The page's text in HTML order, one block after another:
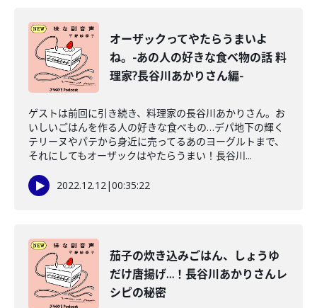
オーザックってやたらうまいよ
ね。-あの人の好きな食べ物の話 料
理家?長谷川あかりさん編-
ゲストは前回に引き続き、料理家の長谷川あかりさん。お
いしいごはんを作る人の好きな食べもの…デパ地下の輝く
テリーヌやパテから身近に売ってるあのヨーグルトまで、
それにしてもオーザックはやたらうまい！長谷川...
2022.12.12|00:35:22
茄子の炊き込みごはん、しょうゆ
だけ唐揚げ…！長谷川あかりさんレ
シピの秘密